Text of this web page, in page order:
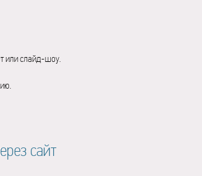
или слайд-шоу.
сайт